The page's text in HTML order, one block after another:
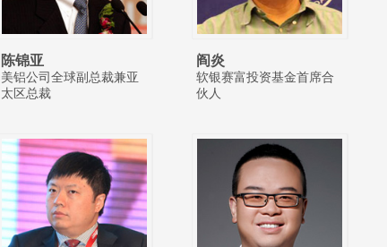
陈锦亚
美铝公司全球副总裁兼亚
太区总裁
阎炎
软银赛富投资基金首席合
伙人